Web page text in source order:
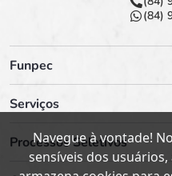
(84)
Funpec
Serviços
Processos Seletivos
Navegue à vontade!
sensíveis dos